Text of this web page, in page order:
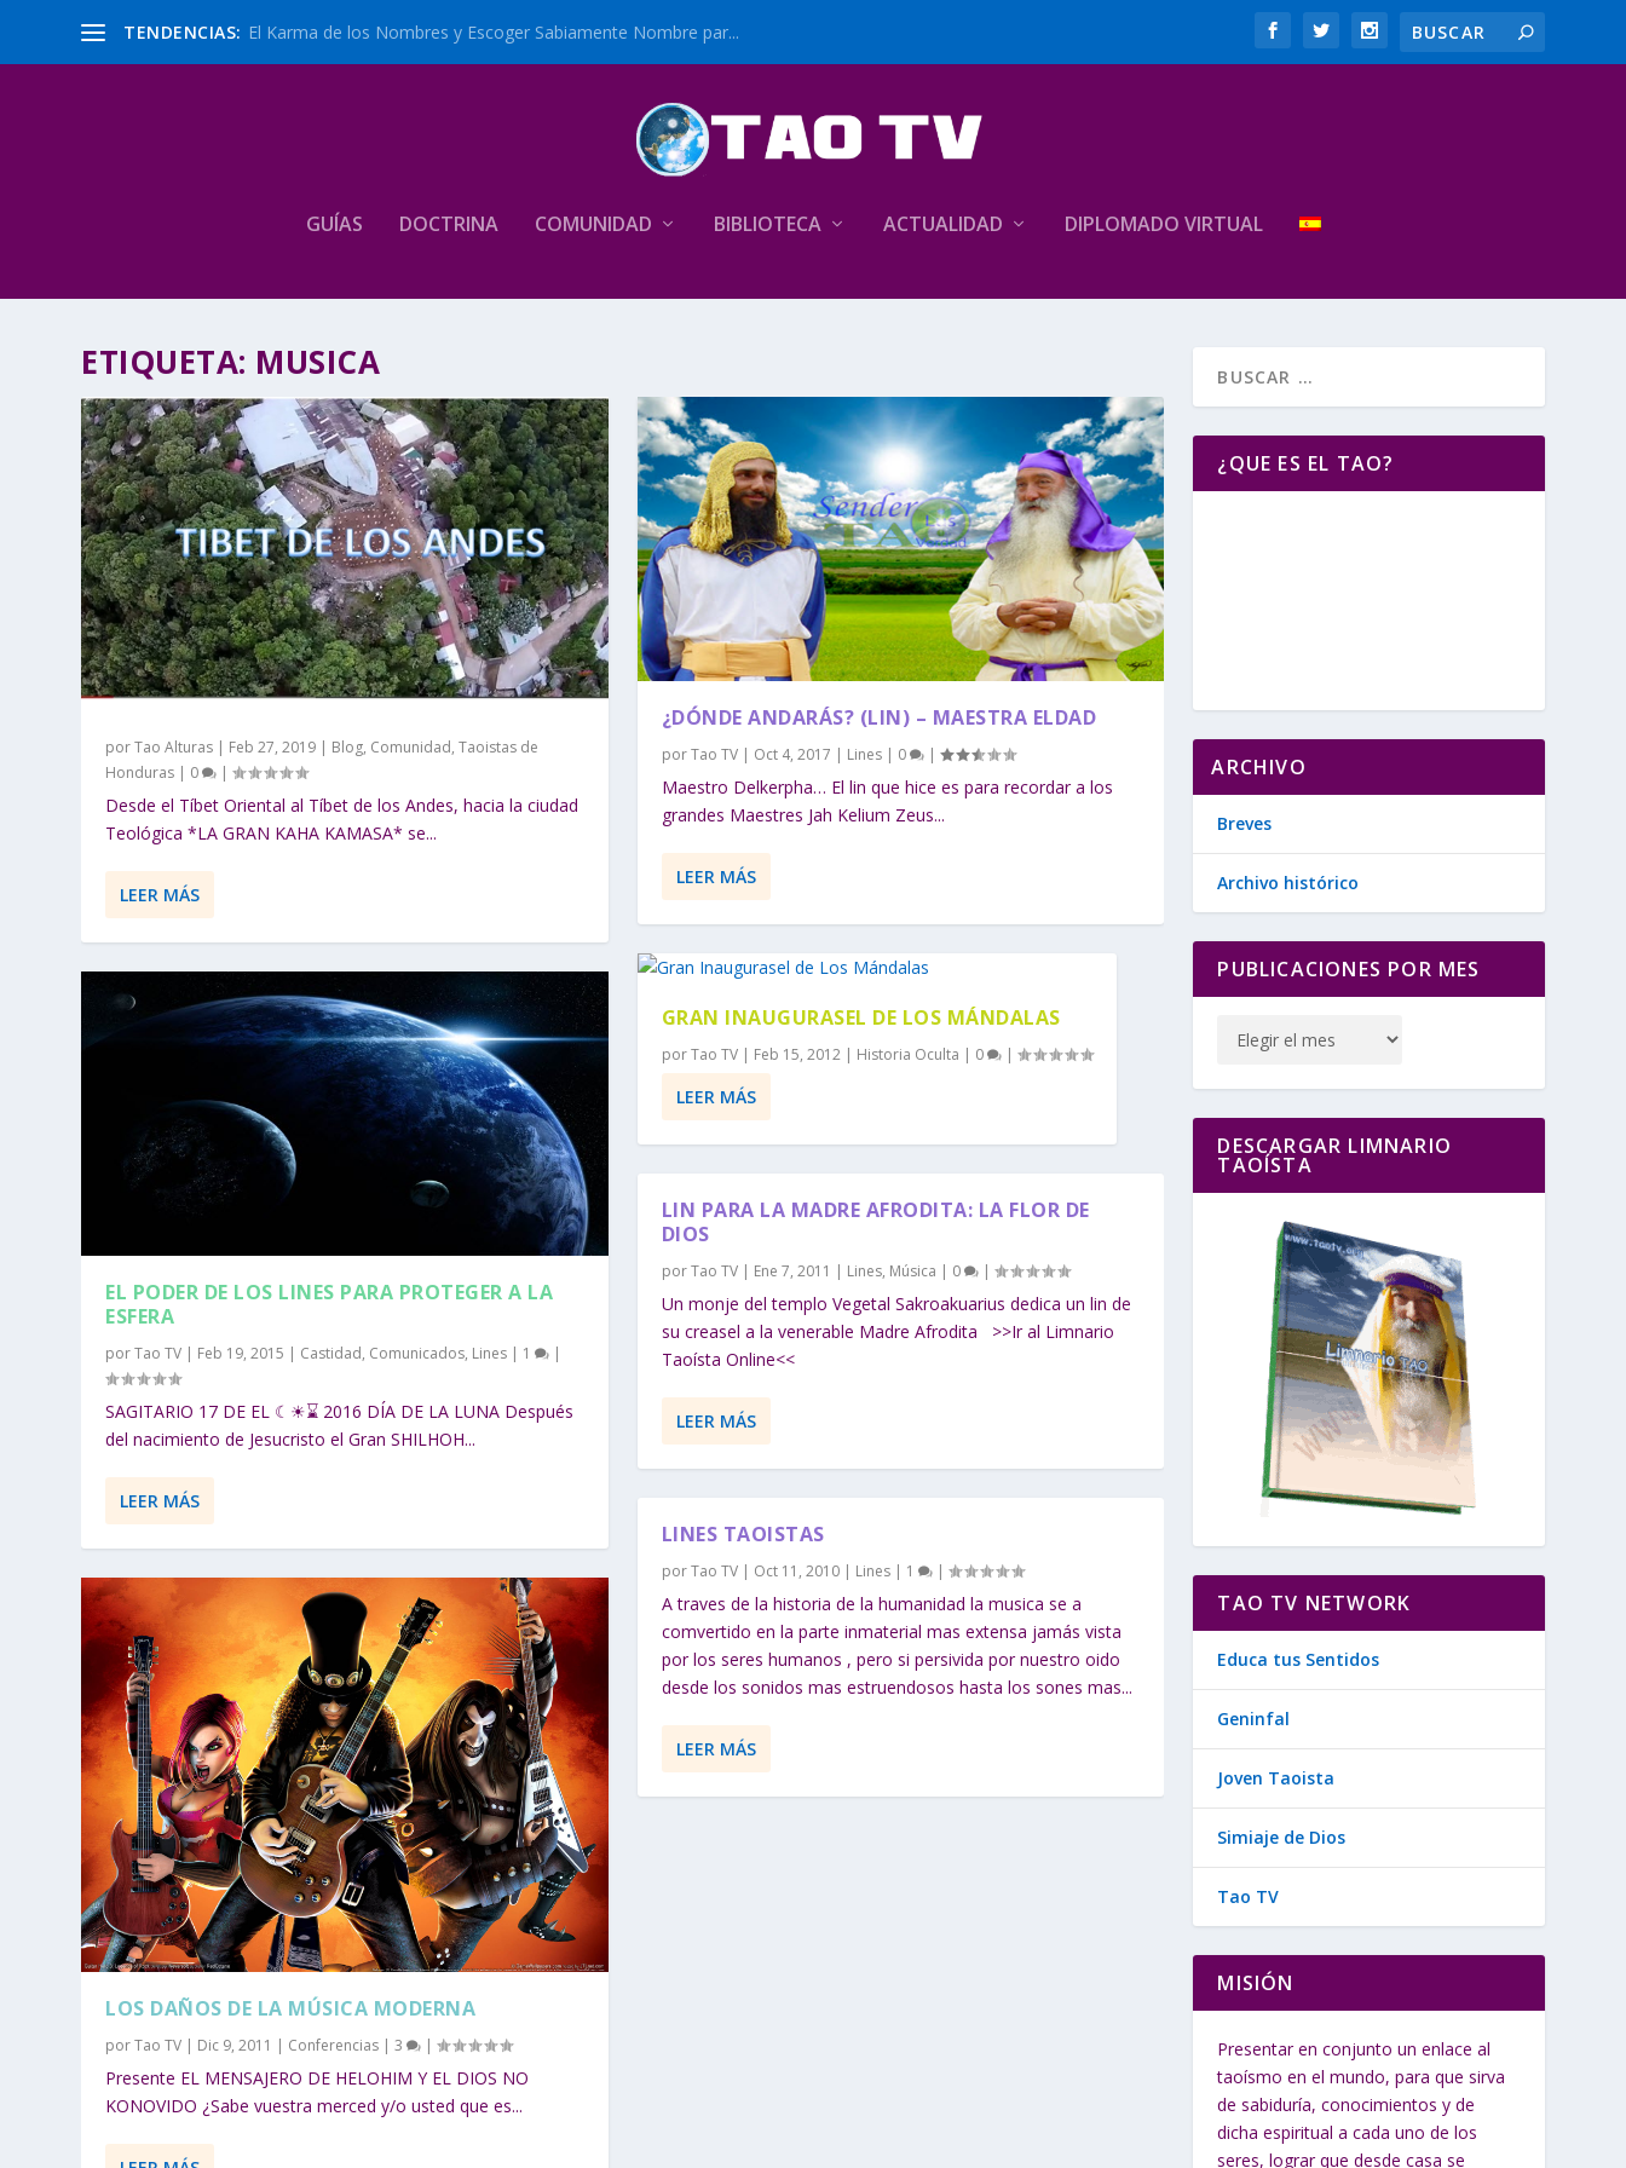
TENDENCIAS: El Karma de los Nombres y Escoger Sabiamente Nombre par...
GUÍAS DOCTRINA COMUNIDAD BIBLIOTECA ACTUALIDAD DIPLOMADO VIRTUAL
ETIQUETA: MUSICA
porTao Alturas | Feb 27, 2019 | Blog, Comunidad,Taoistas de
Honduras | 0 |
Desde el Tíbet Oriental al Tíbet de los Andes, hacia la ciudad
Teológica *LA GRAN KAHA KAMASA* se...
LEER MÁS
EL PODER DE LOS LINES PARA PROTEGER A LA
ESFERA
porTao TV | Feb 19, 2015 | Castidad, Comunicados, Lines | 1 |
SAGITARIO 17 DE EL ☾☀⌛ 2016 DÍA DE LA LUNA Después
del nacimiento de Jesucristo el Gran SHILHOH...
LEER MÁS
LOS DAÑOS DE LA MÚSICA MODERNA
porTao TV | Dic 9, 2011 | Conferencias |3 |
Presente EL MENSAJERO DE HELOHIM Y EL DIOS NO
KONOVIDO ¿Sabe vuestra merced y/o usted que es...
¿DÓNDE ANDARÁS? (LIN) – MAESTRA ELDAD
porTao TV| Oct 4, 2017 | Lines| 0 |
Maestro Delkerpha… El lin que hice es para recordar a los
grandes Maestres Jah Kelium Zeus...
LEER MÁS
GRAN INAUGURASEL DE LOS MÁNDALAS
porTao TV| Feb 15, 2012| Historia Oculta | 0 |
LEER MÁS
LIN PARA LA MADRE AFRODITA: LA FLOR DE
DIOS
porTao TV| Ene 7, 2011 | Lines, Música | 0 |
Un monje del templo Vegetal Sakroakuarius dedica un lin de
su creasel a la venerable Madre Afrodita >>Ir al Limnario
Taoísta Online<<
LEER MÁS
LINES TAOISTAS
porTao TV| Oct 11, 2010| Lines| 1 |
A traves de la historia de la humanidad la musica se a
comvertido en la parte inmaterial mas extensa jamás vista
por los seres humanos , pero si persivida por nuestro oido
desde los sonidos mas estruendosos hasta los sones mas...
LEER MÁS
¿QUE ES EL TAO?
ARCHIVO
Breves
Archivo histórico
PUBLICACIONES POR MES
DESCARGAR LIMNARIO
TAOÍSTA
TAO TV NETWORK
Educa tus Sentidos
Geninfal
Joven Taoista
Simiaje de Dios
Tao TV
MISIÓN
Presentar en conjunto un enlace al
taoísmo en el mundo, para que sirva
de sabiduría, conocimientos y de
dicha espiritual a cada uno de los
seres, lograr que desde casa se